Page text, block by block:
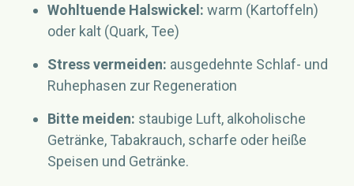
Wohltuende Halswickel: warm (Kartoffeln)
oder kalt (Quark, Tee)
Stress vermeiden: ausgedehnte Schlaf- und
Ruhephasen zur Regeneration
Bitte meiden: staubige Luft, alkoholische
Getränke, Tabakrauch, scharfe oder heiße
Speisen und Getränke.